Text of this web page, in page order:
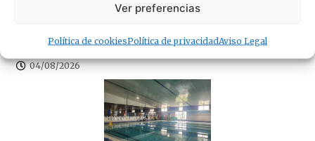
Ver preferencias
Política de cookiesPolítica de privacidadAviso Legal
La Policía Local de Tarifa rechaza que la APBA se
desvincule del caos fuera del puerto
04/08/2026